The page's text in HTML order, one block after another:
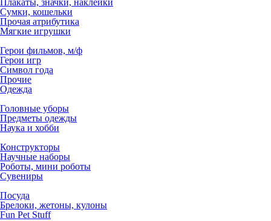
Плакаты, значки, наклейки
Сумки, кошельки
Прочая атрибутика
Мягкие игрушки
Герои фильмов, м/ф
Герои игр
Символ года
Прочие
Одежда
Головные уборы
Предметы одежды
Наука и хобби
Конструкторы
Научные наборы
Роботы, мини роботы
Сувениры
Посуда
Брелоки, жетоны, кулоны
Fun Pet Stuff